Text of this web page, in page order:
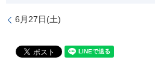
6月27日(土)